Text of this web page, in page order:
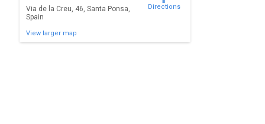
Via de la Creu, 46, Santa Ponsa,
Spain
View larger map
Directions